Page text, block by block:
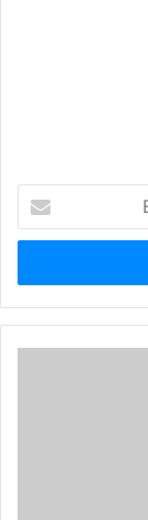
Posta
adresinizi